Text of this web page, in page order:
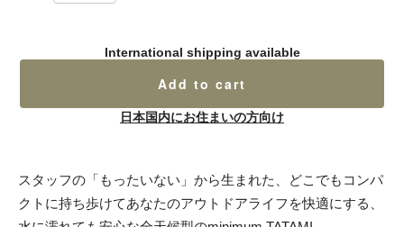
International shipping available
Add to cart
日本国内にお住まいの方向け
スタッフの「もったいない」から生まれた、どこでもコンパ
クトに持ち歩けてあなたのアウトドアライフを快適にする、